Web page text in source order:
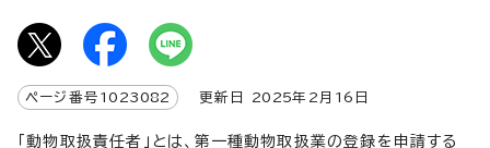
ページ番号 1023082 更新日 2025年2月 16 日
「動物取扱責任者」とは、第一種動物取扱業の登録を申請する